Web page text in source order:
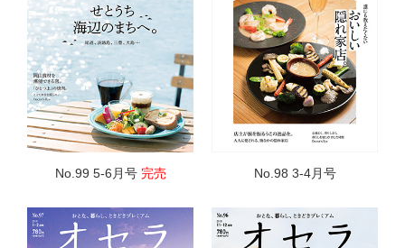
No.99 5-6月号 完売 No.98 3-4月号